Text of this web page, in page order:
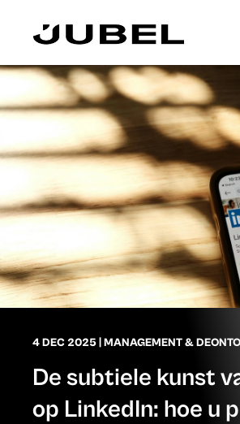
4 DEC 2025|MANAGEMENT &
De subtiele kunst
op LinkedIn: hoe u